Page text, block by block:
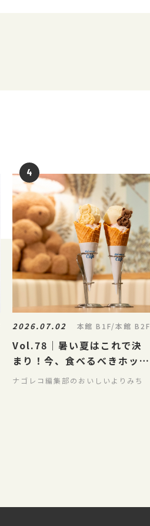
2026.07.02 本館 B1F/本館 B2F
Vol.78｜暑い夏はこれで決
まり！今、食べるべきホット
&クールな夏のごちパラグル
ナゴレコ編集部のおいしいよりみち